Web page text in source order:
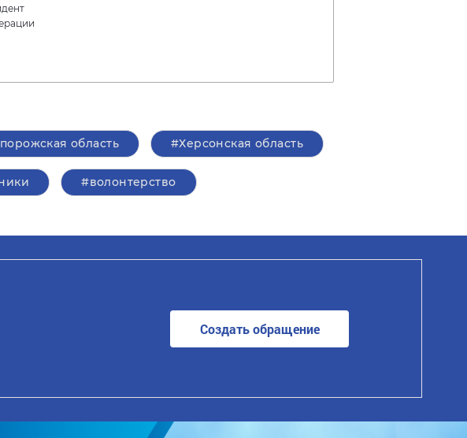
область #Херсонская область
#волонтерство
Создать обращение